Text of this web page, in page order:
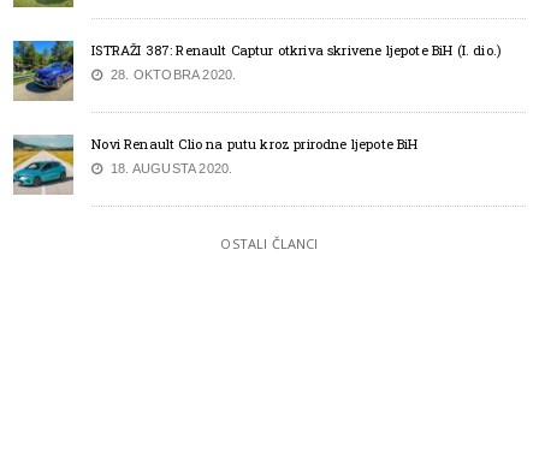
ISTRAŽI 387: Renault Captur otkriva skrivene ljepote BiH (I. dio.)
28. OKTOBRA 2020.
Novi Renault Clio na putu kroz prirodne ljepote BiH
18. AUGUSTA 2020.
OSTALI ČLANCI